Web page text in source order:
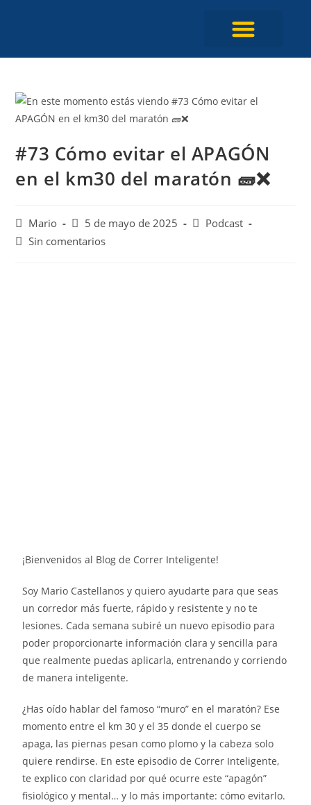
#73 Cómo evitar el APAGÓN
en el km30 del maratón 🧱❌
Mario 5 de mayo de 2025
Podcast
Sin comentarios
¡Bienvenidos al Blog de Correr Inteligente!
Soy Mario Castellanos y quiero ayudarte para que seas
un corredor más fuerte, rápido y resistente y no te
lesiones. Cada semana subiré un nuevo episodio para
poder proporcionarte información clara y sencilla para
que realmente puedas aplicarla, entrenando y corriendo
de manera inteligente.
¿Has oído hablar del famoso “muro” en el maratón? Ese
momento entre el km 30 y el 35 donde el cuerpo se
apaga, las piernas pesan como plomo y la cabeza solo
quiere rendirse. En este episodio de Correr Inteligente,
te explico con claridad por qué ocurre este “apagón”
fisiológico y mental… y lo más importante: cómo evitarlo.